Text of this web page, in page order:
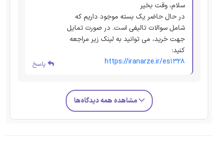
سلام، وقت بخیر
در حال حاضر یک بسته موجود داریم که
شامل سوالات تالیفی است. در صورت تمایل
جهت خرید، می توانید به لینک زیر مراجعه
کنید:
https://iranarze.ir/es1328
پاسخ
مشاهده همه دیدگاه‌ها